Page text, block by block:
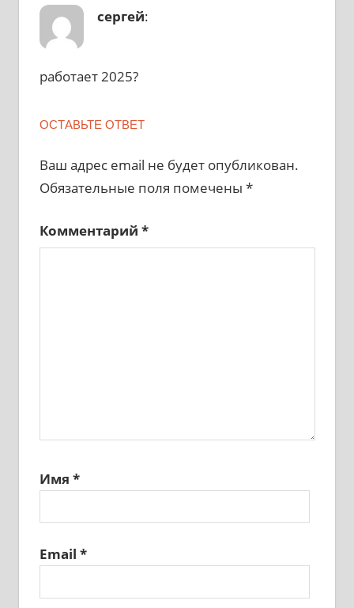
сергей:
работает 2025?
ОСТАВЬТЕ ОТВЕТ
Ваш адрес email не будет опубликован.
Обязательные поля помечены *
Комментарий *
Имя *
Email *